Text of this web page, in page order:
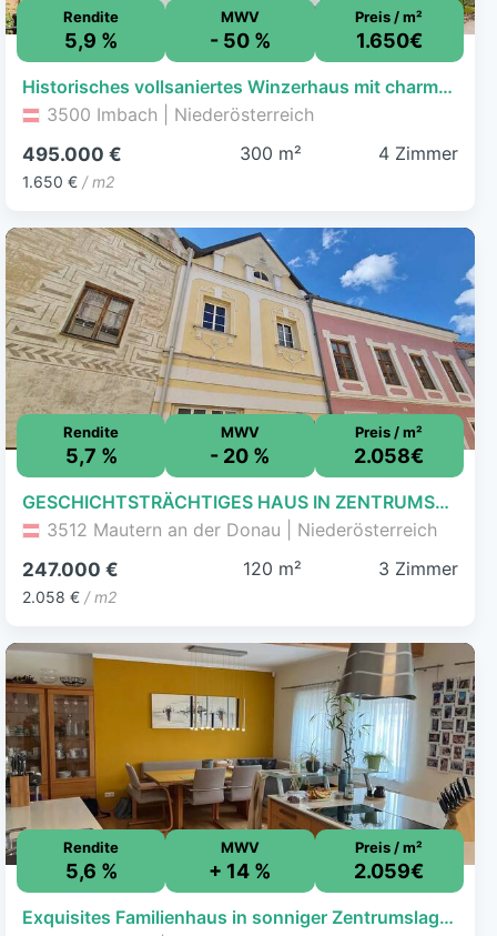
Rendite
5,9 %
MWV
- 50 %
Preis / m²
1.650€
Historisches vollsaniertes Winzerhaus mit charmantem Innenhof und Weinkeller
3500 Imbach | Niederösterreich
495.000 €
1.650 € / m2
300 m² 4 Zimmer
Rendite
5,7 %
MWV
- 20 %
Preis / m²
2.058€
GESCHICHTSTRÄCHTIGES HAUS IN ZENTRUMSLAGE VON MAUTERN AN DER DONAU
3512 Mautern an der Donau | Niederösterreich
247.000 €
2.058 € / m2
120 m² 3 Zimmer
Rendite
5,6 %
MWV
+ 14 %
Preis / m²
2.059€
Exquisites Familienhaus in sonniger Zentrumslage mit Nebengebäude